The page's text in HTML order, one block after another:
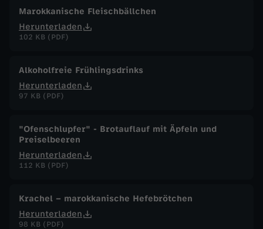
Marokkanische Fleischbällchen
Herunterladen
102 KB (PDF)
Alkoholfreie Frühlingsdrinks
Herunterladen
97 KB (PDF)
"Ofenschlupfer" - Brotauflauf mit Äpfeln und
Preiselbeeren
Herunterladen
112 KB (PDF)
Krachel – marokkanische Hefebrötchen
Herunterladen
98 KB (PDF)